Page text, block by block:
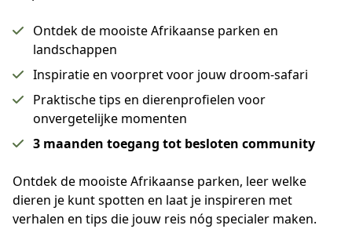
Ontdek de mooiste Afrikaanse parken en
landschappen
Inspiratie en voorpret voor jouw droom-safari
Praktische tips en dierenprofielen voor
onvergetelijke momenten
3 maanden toegang tot besloten community
Ontdek de mooiste Afrikaanse parken, leer welke
dieren je kunt spotten en laat je inspireren met
verhalen en tips die jouw reis nóg specialer maken.